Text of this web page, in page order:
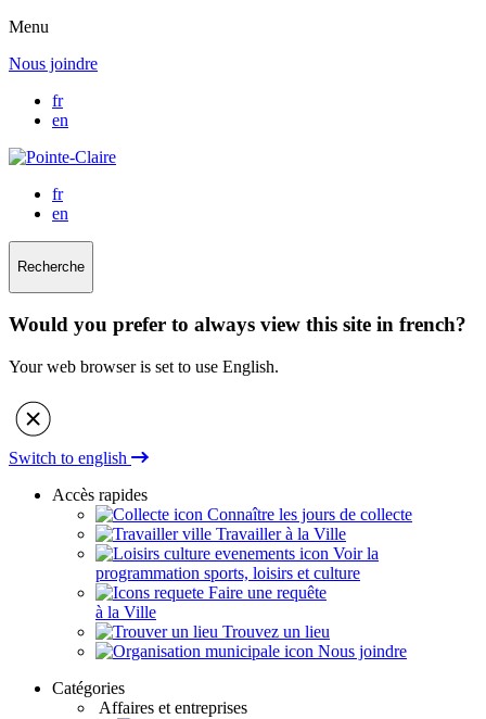
Menu
Nous joindre
fr
en
fr
en
Recherche
Would you prefer to always view this site in french?
Your web browser is set to use English.
Switch to english
Accès rapides
Connaître les jours de collecte
Travailler à la Ville
Voir la
programmation sports, loisirs et culture
Faire une requête
à la Ville
Trouvez un lieu
Nous joindre
Catégories
Affaires et entreprises